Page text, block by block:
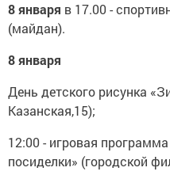
8 января в 17.00 -
(майдан).
8 января
День детского рисунка
Казанская,15);
12:00 - игровая
посиделки» (городской